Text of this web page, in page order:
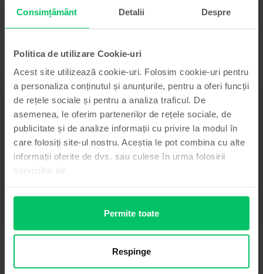
Consimțământ Detalii Despre
Politica de utilizare Cookie-uri
Acest site utilizează cookie-uri. Folosim cookie-uri pentru
a personaliza conținutul și anunțurile, pentru a oferi funcții
de rețele sociale și pentru a analiza traficul. De
asemenea, le oferim partenerilor de rețele sociale, de
publicitate și de analize informații cu privire la modul în
care folosiți site-ul nostru. Aceștia le pot combina cu alte
informații oferite de dvs. sau culese în urma folosirii
serviciilor lor.
Permite toate
Respinge
Descriere
Telefon mobil Apple iPhone 15 Pro, Black Titanium, 128 GB, Foarte bun
Vezi mai mult
Informatii conformitate produs
Informatii producator
Informatii persoana responsabila
Brand
iPhone 15 Pro